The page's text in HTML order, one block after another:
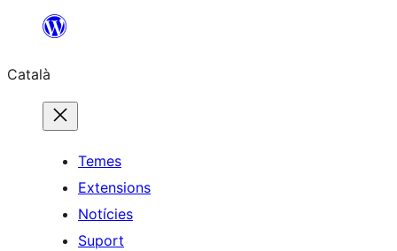
contingut
Català
Temes
Extensions
Notícies
Suport